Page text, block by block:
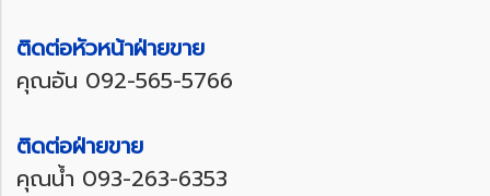
ติดต่อหัวหน้าฝ่ายขาย
คุณอัน 092-565-5766
ติดต่อฝ่ายขาย
คุณน้ำ 093-263-6353